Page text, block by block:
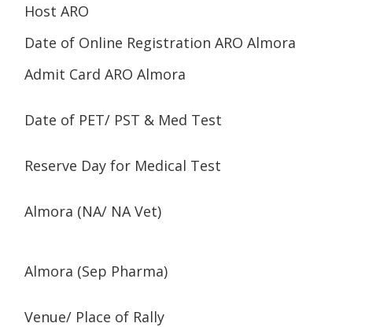
Host ARO
Date of Online Registration ARO Almora
Admit Card ARO Almora
Date of PET/ PST & Med Test
Reserve Day for Medical Test
Almora (NA/ NA Vet)
Almora (Sep Pharma)
Venue/ Place of Rally